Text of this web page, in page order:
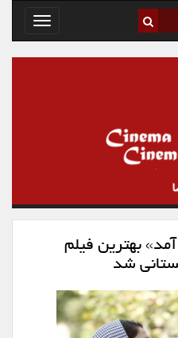
Toggle
بهترین فیلم
شد